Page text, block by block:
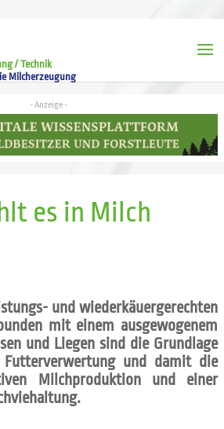
/ Technik
Milcherzeugung
es in Milch
und wiederkäuergerechten
mit einem ausgewogenem
und Liegen sind die Grundlage
und damit die
Milchproduktion und einer